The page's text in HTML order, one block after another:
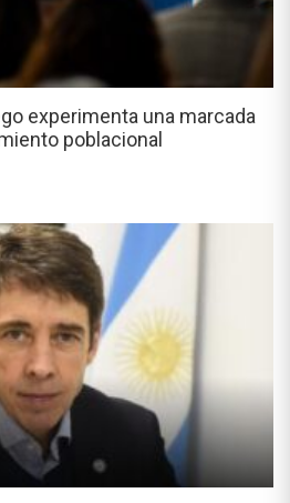
experimenta una marcada
poblacional